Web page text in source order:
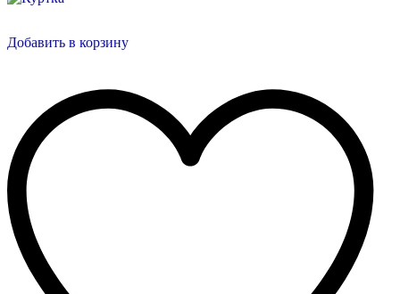
Добавить в корзину